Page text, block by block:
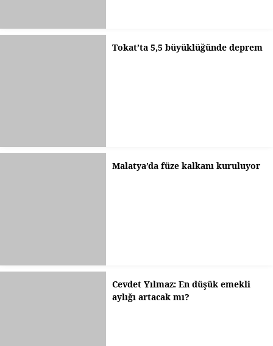
Tokat’ta 5,5 büyüklüğünde deprem
Malatya’da füze kalkanı kuruluyor
Cevdet Yılmaz: En düşük emekli
aylığı artacak mı?